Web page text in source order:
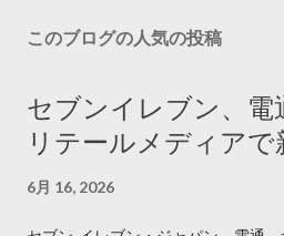
このブログの人気の投稿
セブンイレブン、電
リテールメディアで
6月 16, 2026